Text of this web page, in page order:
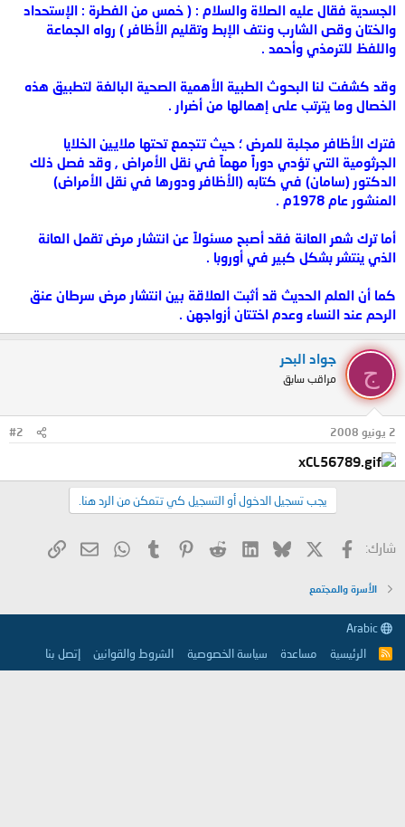
الجسدية فقال عليه الصلاة والسلام : ( خمس من الفطرة : الإستحداد
والختان وقص الشارب ونتف الإبط وتقليم الأظافر ) رواه الجماعة
واللفظ للترمذي وأحمد .
وقد كشفت لنا البحوث الطبية الأهمية الصحية البالغة لتطبيق هذه
الخصال وما يترتب على إهمالها من أضرار .
فترك الأظافر مجلبة للمرض ؛ حيث تتجمع تحتها ملايين الخلايا
الجرثومية التي تؤدي دوراً مهماً في نقل الأمراض , وقد فصل ذلك
الدكتور (سامان) في كتابه (الأظافر ودورها في نقل الأمراض)
المنشور عام 1978م .
أما ترك شعر العانة فقد أصبح مسئولاً عن انتشار مرض تقمل العانة
الذي ينتشر بشكل كبير في أوروبا .
كما أن العلم الحديث قد أثبت العلاقة بين انتشار مرض سرطان عنق
الرحم عند النساء وعدم اختتان أزواجهن .
ج
جواد البحر
مراقب سابق
2 يونيو 2008 #2
يجب تسجيل الدخول أو التسجيل كي تتمكن من الرد هنا.
شارك: فيسبوك Bluesky
LinkedIn
Reddit
Pinterest
Tumblr
WhatsApp
البريد
الأسرة والمجتمع
R
الرئيسية مساعدة سياسة الخصوصية الشروط والقوانين إتصل بنا